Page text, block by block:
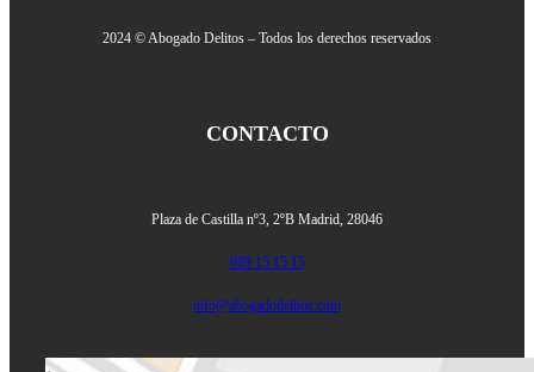
2024 © Abogado Delitos – Todos los derechos reservados
CONTACTO
Plaza de Castilla nº3, 2ºB Madrid, 28046
669 15 15 15
info@abogadodelitos.com